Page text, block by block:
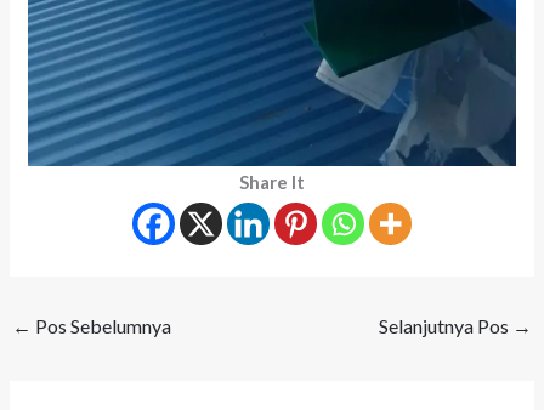
Share It
← Pos Sebelumnya Selanjutnya Pos →